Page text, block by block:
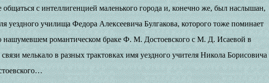
с интеллигенцией маленького города и, конечно же, был наслышан,
уездного училища Федора Алексеевича Булгакова, которого тоже поминает
нашумевшем романтическом браке Ф. М. Достоевского с М. Д. Исаевой в
мелькало в разных трактовках имя уездного учителя Никола Борисовича